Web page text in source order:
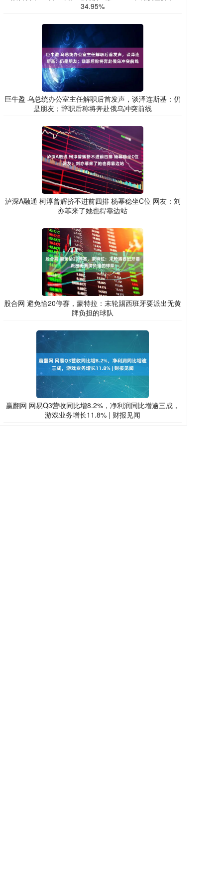
34.95%
巨牛盈 乌总统办公室主任解职后首发声，谈泽连斯基：仍
是朋友；辞职后称将奔赴俄乌冲突前线
泸深A融通 柯淳曾辉挤不进前四排 杨幂稳坐C位 网友：刘
亦菲来了她也得靠边站
股合网 避免恰20停赛，蒙特拉：末轮踢西班牙要派出无黄
牌负担的球队
赢翻网 网易Q3营收同比增8.2%，净利润同比增逾三成，
游戏业务增长11.8% | 财报见闻